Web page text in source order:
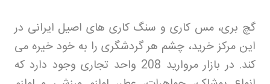
گچ بری، مس کاری و سنگ کاری های اصیل ایرانی در
این مرکز خرید، چشم هر گردشگری را به خود خیره می
کند. در بازار مروارید 208 واحد تجاری وجود دارد که